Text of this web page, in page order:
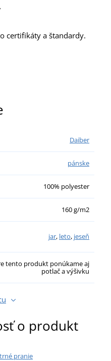
certifikáty a štandardy.
Daiber
pánske
100% polyester
160 g/m2
jar, leto, jeseň
tento produkt ponúkame aj
potlač a výšivku
o produkt
pranie